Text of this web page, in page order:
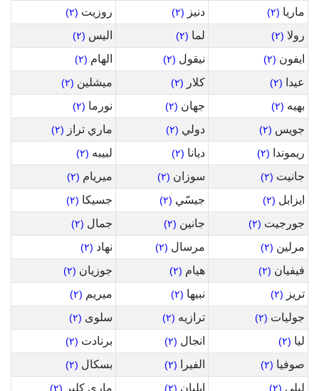
ماريا (٢) دنيز (٢) روزيت (٢)
رولا (٢) لما (٢) اليس (٢)
ايفون (٢) نيقول (٢) الهام (٢)
عيدا (٢) كلار (٢) ميشلين (٢)
بهيه (٢) جهان (٢) نورما (٢)
جويس (٢) دولي (٢) ماري تراز (٢)
ريموندا (٢) ديانا (٢) لبيبه (٢)
جانيت (٢) سوزان (٢) ميريام (٢)
ايزابل (٢) جيسّي (٢) جسيكا (٢)
جورجيت (٢) جانين (٢) جمال (٢)
مرلين (٢) مرسال (٢) نهاد (٢)
فيفيان (٢) هيام (٢) جوزيان (٢)
تريز (٢) نبيها (٢) ميريم (٢)
جوليات (٢) ترازيه (٢) سلوى (٢)
ليا (٢) انجال (٢) برنادت (٢)
صوفيا (٢) الفيرا (٢) بسكال (٢)
ليلي (٢) ايليان (٢) ماري كلير (٢)